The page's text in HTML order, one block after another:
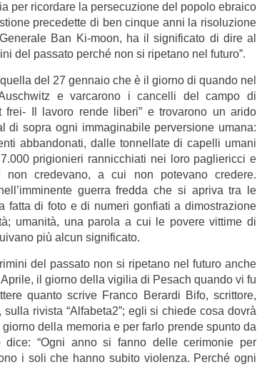
per ricordare la persecuzione del popolo ebraico
precedette di ben cinque anni la risoluzione
Ban Ki-moon, ha il significato di dire al
del passato perché non si ripetano nel futuro”.
del 27 gennaio che è il giorno di quando nel
e varcarono i cancelli del campo di
frei- Il lavoro rende liberi” e trovarono un arido
di sopra ogni immaginabile perversione umana:
abbandonati, dalle tonnellate di capelli umani
prigionieri rannicchiati nei loro pagliericci e
credevano, a cui non potevano credere.
guerra fredda che si apriva tra le
fatta di foto e di numeri gonfiati a dimostrazione
umanità, una parola a cui le povere vittime di
più alcun significato.
del passato non si ripetano nel futuro anche
il giorno della vigilia di Pesach quando vi fu
quanto scrive Franco Berardi Bifo, scrittore,
rivista “Alfabeta2”; egli si chiede cosa dovrà
della memoria e per farlo prende spunto da
dice: “Ogni anno si fanno delle cerimonie per
i soli che hanno subito violenza. Perché ogni